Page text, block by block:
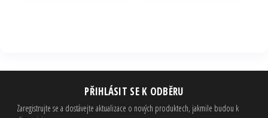
PŘIHLÁSIT SE K ODBĚRU
Zaregistrujte se a dostávejte aktualizace o nových produktech, jakmile budou k